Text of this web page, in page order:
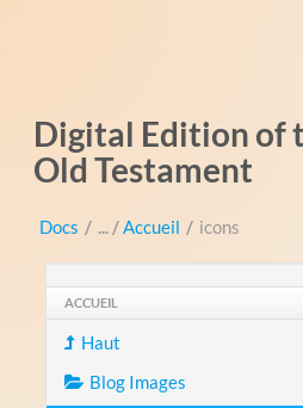
Digital Edition of
Old Testament
Docs / Accueil / icons
ACCUEIL
Haut
Blog Images